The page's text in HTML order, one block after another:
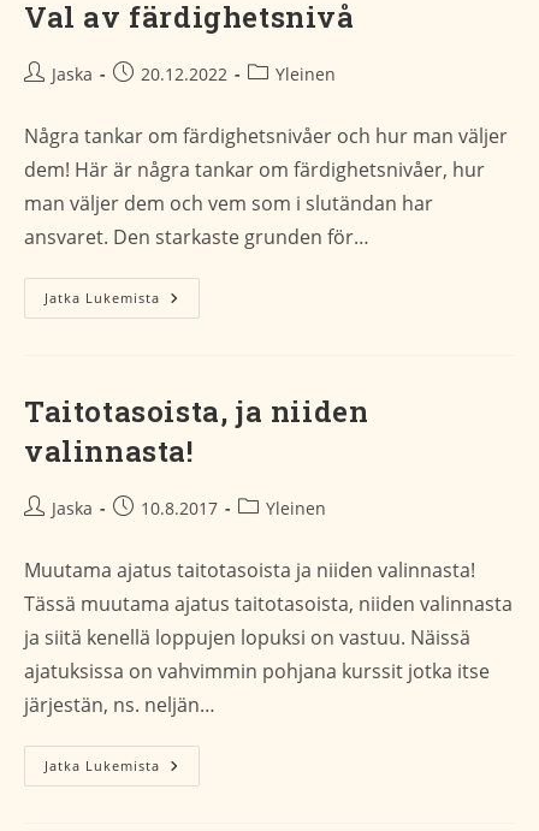
Att
Ge
Respons
Val av färdighetsnivå
Artikkelin
Jaska
Artikkeli
20.12.2022
Artikkelin
Yleinen
Några tankar om färdighetsnivåer och hur man väljer
dem! Här är några tankar om färdighetsnivåer, hur
man väljer dem och vem som i slutändan har
ansvaret. Den starkaste grunden för…
Jatka Lukemista Val
Av
Taitotasoista, ja niiden
valinnasta!
Artikkelin
Jaska
Artikkeli
10.8.2017
Artikkelin
Yleinen
Muutama ajatus taitotasoista ja niiden valinnasta!
Tässä muutama ajatus taitotasoista, niiden valinnasta
ja siitä kenellä loppujen lopuksi on vastuu. Näissä
ajatuksissa on vahvimmin pohjana kurssit jotka itse
järjestän, ns. neljän…
Jatka Lukemista Taitotasoista,
Ja